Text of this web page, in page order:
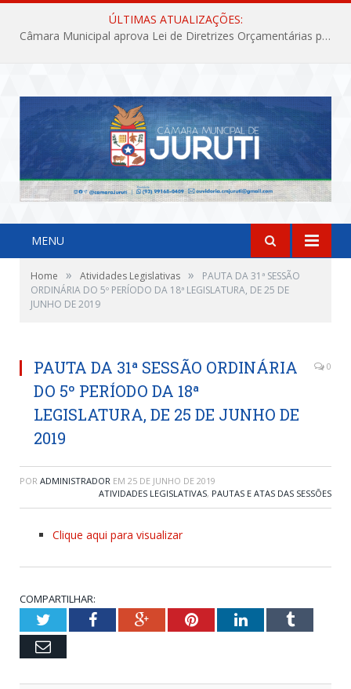
ÚLTIMAS ATUALIZAÇÕES:
Câmara Municipal aprova Lei de Diretrizes Orçamentárias para o exercício financeiro de 2027
MENU
Home » Atividades Legislativas »
PAUTA DA 31ª SESSÃO
ORDINÁRIA DO 5º PERÍODO DA 18ª LEGISLATURA, DE 25 DE
JUNHO DE 2019
PAUTA DA 31ª SESSÃO ORDINÁRIA
DO 5º PERÍODO DA 18ª
LEGISLATURA, DE 25 DE JUNHO DE
2019
0
POR ADMINISTRADOR EM 25 DE JUNHO DE 2019
ATIVIDADES LEGISLATIVAS, PAUTAS E ATAS DAS SESSÕES
Clique aqui para visualizar
COMPARTILHAR:
TwitterFacebookGoogle+PinterestLinkedInTumblr
Email